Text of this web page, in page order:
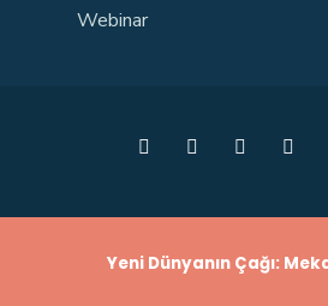
Webinar
Yeni Dünyanın Çağı: